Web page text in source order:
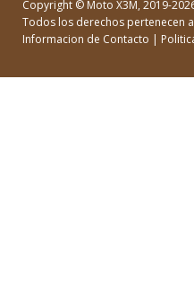
Copyright © Moto X3M, 2019-
Todos los derechos pertenecen
Informacion de Contacto |